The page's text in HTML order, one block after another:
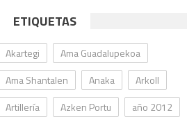
ETIQUETAS
Akartegi
Ama Guadalupekoa
Ama Shantalen
Anaka
Arkoll
Artillería
Azken Portu
año 2012